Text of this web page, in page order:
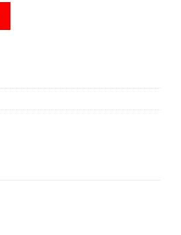
มงคล เลขนำโชค กก 4888 จากกรมขน